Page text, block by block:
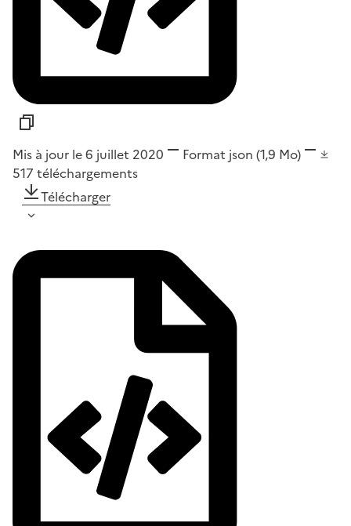
Mis à jour le 6 juillet 2020 Format json (1,9 Mo)
517 téléchargements
Télécharger